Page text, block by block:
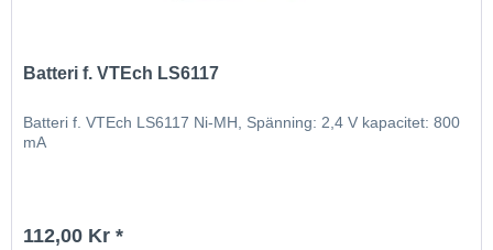
Batteri f. VTEch LS6117
Batteri f. VTEch LS6117 Ni-MH, Spänning: 2,4 V kapacitet: 800
mA
112,00 Kr *